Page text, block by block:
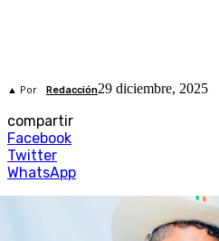
▲ Por Redacción29 diciembre, 2025
compartir
Facebook
Twitter
WhatsApp